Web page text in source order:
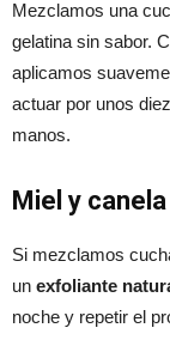
Mezclamos una
gelatina sin sabor.
aplicamos
actuar por unos
manos.
Miel y canela
Si mezclamos
un exfoliante
noche y repetir el